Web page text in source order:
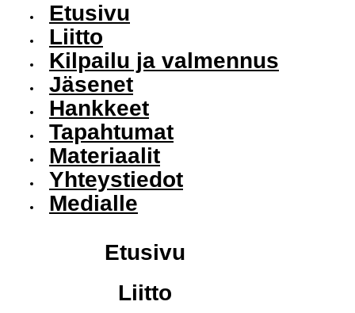
Etusivu
Liitto
Kilpailu ja valmennus
Jäsenet
Hankkeet
Tapahtumat
Materiaalit
Yhteystiedot
Medialle
Etusivu
Liitto